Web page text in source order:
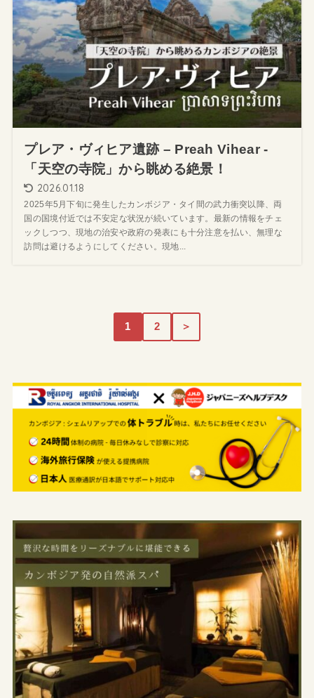
プレア・ヴィヒア遺跡 – Preah Vihear -
「天空の寺院」から眺める絶景！
2026.01.18
2025年5月下旬に発生したカンボジア・タイ間の武力衝突以降、両
国の国境付近では不安定な状況が続いています。最新の情報をチェ
ックしつつ、現地の治安や政府の発表にも十分注意を払い、無理な
訪問は避けるようにしてください。現地...
1 2 ＞